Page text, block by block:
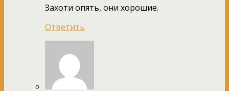
Захоти опять, они хорошие.
Ответить